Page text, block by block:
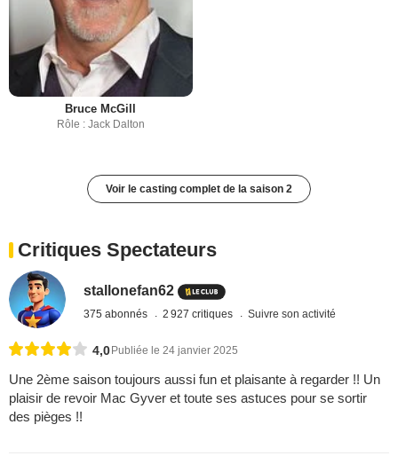
Bruce McGill
Rôle : Jack Dalton
Voir le casting complet de la saison 2
Critiques Spectateurs
stallonefan62
375 abonnés 2 927 critiques Suivre son activité
4,0Publiée le 24 janvier 2025
Une 2ème saison toujours aussi fun et plaisante à regarder !! Un
plaisir de revoir Mac Gyver et toute ses astuces pour se sortir
des pièges !!